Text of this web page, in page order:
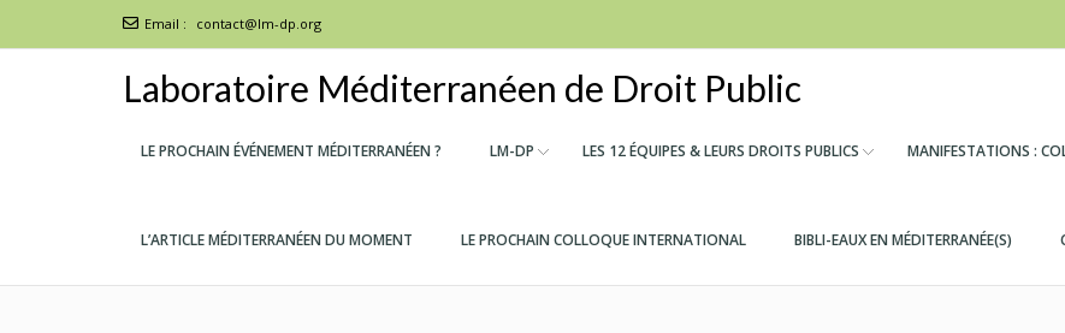
Email : contact@lm-dp.org
Laboratoire Méditerranéen de Droit Public
LE PROCHAIN ÉVÉNEMENT MÉDITERRANÉEN ? LM-DP LES 12 ÉQUIPES & LEURS DROITS PUBLICS MANIFESTATIONS :
L’ARTICLE MÉDITERRANÉEN DU MOMENT LE PROCHAIN COLLOQUE INTERNATIONAL BIBLI-EAUX EN MÉDITERRANÉE(S)